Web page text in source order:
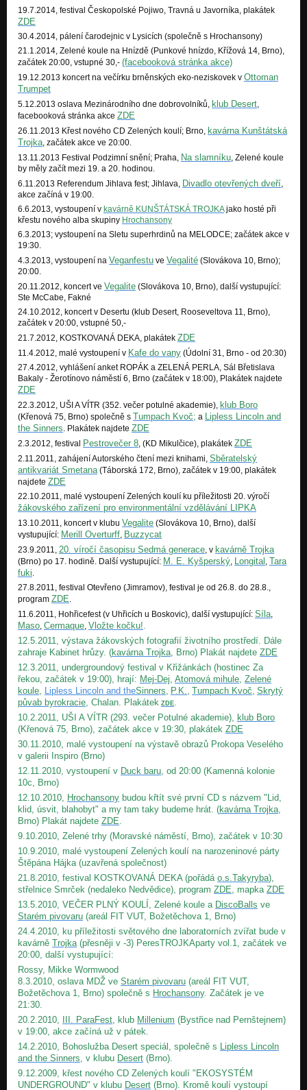
19.7.2014, festival Českopolské Pojiwo, Travná u Javorníka, plakátek
ZDE
30.4.2014, pálení čarodejnic v Lysicích (společně s Hrochansony)
21.1.2014, Zelené koule na Hnízdě (Punkové hnízdo, Křížová 14, Brno),
začátek 20:00, vstupné 30,- (facebooková stránka akce)
19.12.2013 koncert na večírku brněnských eko-neziskovek v Ottoman
Trumpet
5.12.2013 oslava Mezinárodního dne dobrovolníků, klub Desert,
facebooková stránka akce ZDE
26.11.2013 Křest nového CD Zelených koulí; Brno, kavárna Kunštátská
Trojka, začátek akce ve 20:00.
13.11.2013 Festival Podzimní snění; Praha, Na slamníku, Zelené koule
by měly začít mezi 19. a 20. hodinou.
6.11.2013 Referendum Jihlava fest; Jihlava, Divadlo otevřených dveří,
akce začíná v 19:00.
6.6.2013, vystoupení v kavárně KUNŠTÁTSKÁ TROJKA jako hosté při
křestu nového alba skupiny Hrochansony
6.3.2013; vystoupení na Sletu superhrdinů na MELODCE; začátek akce v
19:30.
4.3.2013, vystoupení na Veganfestu ve Vegalité (Slovákova 10, Brno);
20:00.
20.11.2012, koncert ve Vegalite (Slovákova 10, Brno), další vystupující:
Ste McCabe, Fakné
24.10.2012, koncert v Desertu (klub Desert, Rooseveltova 11, Brno),
začátek v 20:00, vstupné 50,-
21.7.2012, KOSTKOVANÁ DEKA, plakátek ZDE
11.4.2012, malé vystoupení v Kafe do vany (Údolní 31, Brno - od 20:30)
27.4.2012, vyhlášení anket ROPÁK a ZELENÁ PERLA, Sál Břetislava
Bakaly - Žerotínovo náměstí 6, Brno (začátek v 18:00), Plakátek najdete
ZDE
22.3.2012, UŠI A VÍTR (352. večer potulné akademie), klub Boro
(Křenová 75, Brno) společně s Tumpach Kvoč; a Lipless Lincoln and
the Sinners. Plakátek najdete ZDE
2.3.2012, festival Pestrovečer 8, (KD Mikulčice), plakátek ZDE
2.11.2011, zahájení Autorského čtení mezi knihami, Sběratelský
antikvariát Smetana(Táborská 172, Brno), začátek v 19:00, plakátek
najdete ZDE
22.10.2011, malé vystoupení Zelených koulí ku příležitosti 20. výročí
žákovského zařízení pro environmentální vzdělávání LIPKA
13.10.2011, koncert v klubu Vegalite (Slovákova 10, Brno), další
vystupující: Merill Overturff, Buzzycat
23.9.2011, 20. víročí časopisu Sedmá generace, v kavárně Trojka
(Brno) po 17. hodině. Další vystupující: M. E. Kyšperský, Longital , Tara
fuki.
27.8.2011, festival Otevřeno (Jimramov), festival je od 26.8. do 28.8.,
program ZDE.
11.6.2011, Hohřicefest (v Uhřicích u Boskovic), další vystupující: Síla,
Maso, Cermaque, Vložte kočku!.
12.5.2011, výstava žákovských fotografií životního prostředí. Dále
zahraje Kabinet hrůzy. (kavárna Trojka, Brno) Plakát najdete ZDE
12.3.2011, undergroundový festival v Křižánkách (hostinec Za
řekou, začátek v 19:00), hrají: Mej-Dej, Atomová mihule, Zelené
koule, Lipless Lincoln and theSinners, P.K., Tumpach Kvoč, Skrytý
půvab byrokracie, Chalan. Plakátek ZDE.
10.2.2011, UŠI A VÍTR (293. večer Potulné akademie), klub Boro
(Křenová 75, Brno), začátek akce v 19:30, plakátek ZDE
30.11.2010, malé vystoupení na výstavě obrazů Prokopa Veselého
v galerii Inspiro (Brno)
12.11.2010, vystoupení v Duck baru, od 20:00 (Kamenná kolonie
10c, Brno)
12.10.2010, Hrochansony budou křtít své první CD s názvem "Lid,
klid, úsvit, blahobyt" a my tam taky budeme hrát. (kavárna Trojka,
Brno) Plakát najdete ZDE.
9.10.2010, Zelené trhy (Moravské náměstí, Brno), začátek v 10:30
10.9.2010, malé vystoupení Zelených koulí na narozeninové párty
Štěpána Hájka (uzavřená společnost)
21.8.2010, festival KOSTKOVANÁ DEKA (pořádá o.s.Takyryba),
střelnice Smrček (nedaleko Nedvědice), program ZDE, mapka ZDE
13.5.2010, VEČER PLNÝ KOULÍ, Zelené koule a DiscoBalls ve
Starém pivovaru (areál FIT VUT, Božetěchova 1, Brno)
24.4.2010, ku příležitosti světového dne laboratorních zvířat bude v
kavárně Trojka(přesněji v -3) PeresTROJKAparty vol.1, začátek ve
20:00, další vystupující:
Rossy, Mikke Wormwood
8.3.2010, oslava MDŽ ve Starém pivovaru (areál FIT VUT,
Božetěchova 1, Brno) společně s Hrochansony. Začátek je ve
21:30.
20.2.2010,
III. ParaFest, klub Millenium (Bystřice nad Pernštejnem)
v 19:00, akce začíná už v pátek.
14.2.2010, Bohoslužba Desert speciál, společně s Lipless Lincoln
and the Sinners, v klubu Desert (Brno).
9.12.2009, křest nového CD Zelených koulí "EKOSYSTÉM
UNDERGROUND" v klubu Desert (Brno). Kromě koulí vystoupí